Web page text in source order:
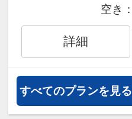
空き：
詳細
すべてのプランを見る